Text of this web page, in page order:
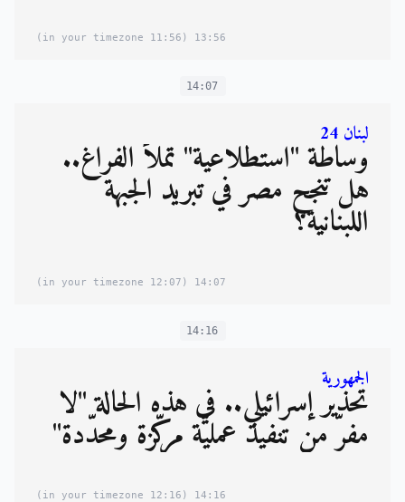
13:56
(11:56 in your timezone)
14:07
لبنان 24
وساطة "استطلاعية" تملأ الفراغ..
هل تنجح مصر في تبريد الجبهة
اللبنانية؟
14:07
(12:07 in your timezone)
14:16
الجمهورية
تحذير إسرائيلي.. في هذه الحالة "لا
مفرّ من تنفيذ عمليّة مركّزة ومحدّدة"
14:16
(12:16 in your timezone)